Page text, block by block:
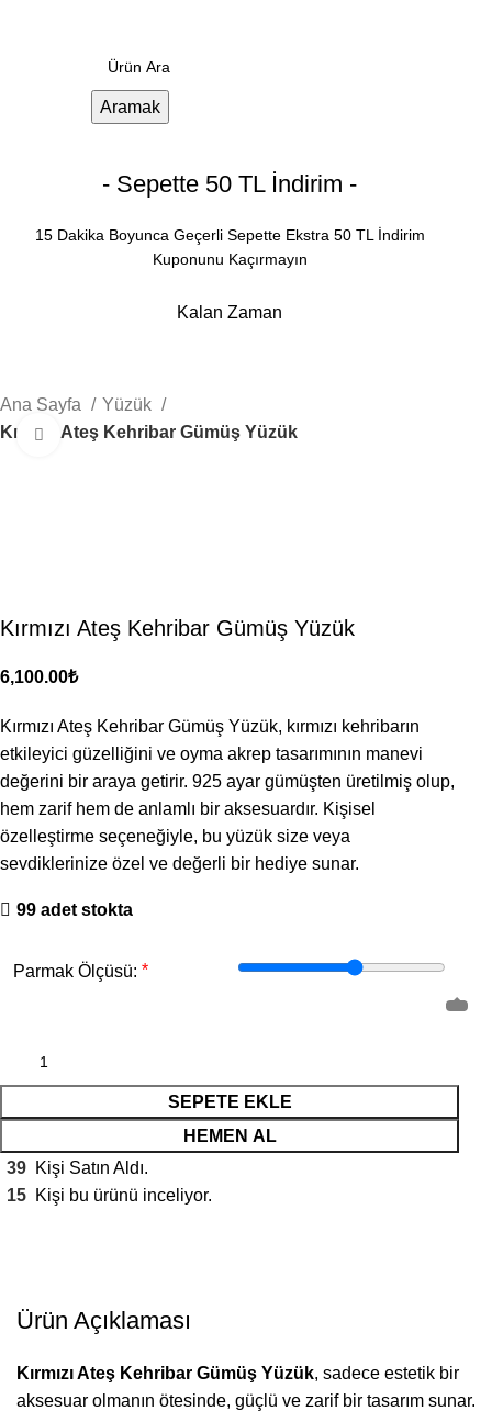
Aramak
- Sepette 50 TL İndirim -
15 Dakika Boyunca Geçerli Sepette Ekstra 50 TL İndirim
Kuponunu Kaçırmayın
Kalan Zaman
Ana Sayfa
Yüzük
Kırmızı Ateş Kehribar Gümüş Yüzük
Büyütmek için tıklayın
Kırmızı Ateş Kehribar Gümüş Yüzük
₺
Kırmızı Ateş Kehribar Gümüş Yüzük, kırmızı kehribarın
etkileyici güzelliğini ve oyma akrep tasarımının manevi
değerini bir araya getirir. 925 ayar gümüşten üretilmiş olup,
hem zarif hem de anlamlı bir aksesuardır. Kişisel
özelleştirme seçeneğiyle, bu yüzük size veya
sevdiklerinize özel ve değerli bir hediye sunar.
99 adet stokta
Parmak Ölçüsü: *
SEPETE EKLE
HEMEN AL
39 Kişi Satın Aldı.
15 Kişi bu ürünü inceliyor.
Ürün Açıklaması
Kırmızı Ateş Kehribar Gümüş Yüzük, sadece estetik bir
aksesuar olmanın ötesinde, güçlü ve zarif bir tasarım sunar.